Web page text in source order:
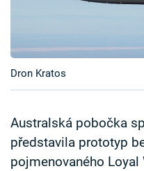
Sledujte prima+
Sledujte nás
Dron Kratos
Australská pobočka
představila prototyp
pojmenovaného